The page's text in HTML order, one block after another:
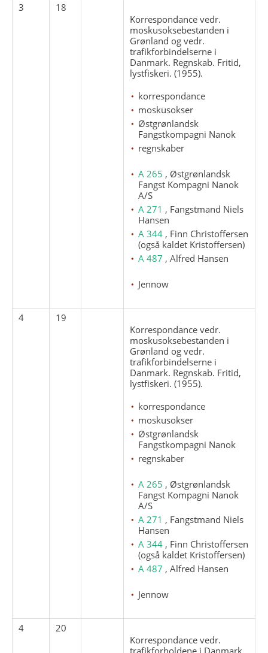
3
18
Korrespondance vedr.
moskusoksebestanden i
Grønland og vedr.
trafikforbindelserne i
Danmark. Regnskab. Fritid,
lystfiskeri. (1955).
korrespondance
moskusokser
Østgrønlandsk
Fangstkompagni Nanok
regnskaber
A 265 , Østgrønlandsk
Fangst Kompagni Nanok
A/S
A 271 , Fangstmand Niels
Hansen
A 344 , Finn Christoffersen
(også kaldet Kristoffersen)
A 487 , Alfred Hansen
Jennow
4
19
Korrespondance vedr.
moskusoksebestanden i
Grønland og vedr.
trafikforbindelserne i
Danmark. Regnskab. Fritid,
lystfiskeri. (1955).
korrespondance
moskusokser
Østgrønlandsk
Fangstkompagni Nanok
regnskaber
A 265 , Østgrønlandsk
Fangst Kompagni Nanok
A/S
A 271 , Fangstmand Niels
Hansen
A 344 , Finn Christoffersen
(også kaldet Kristoffersen)
A 487 , Alfred Hansen
Jennow
4
20
Korrespondance vedr.
trafikforholdene i Danmark